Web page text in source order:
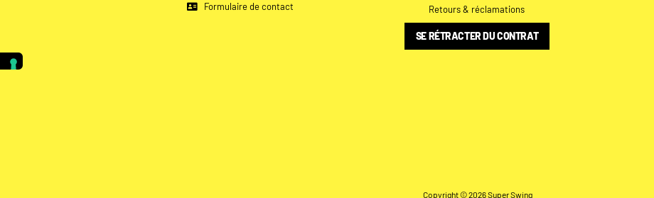
Formulaire de contact
Retours & réclamations
SE RÉTRACTER DU CONTRAT
Copyright © 2026 Super Swing